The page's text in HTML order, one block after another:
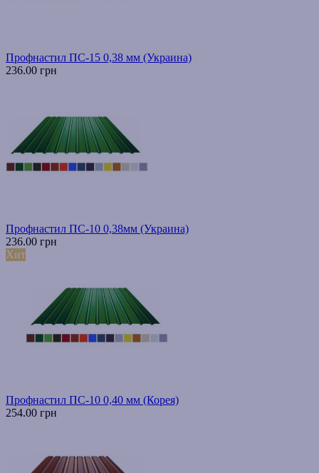
Профнастил ПС-15 0,38 мм (Украина)
236.00 грн
Профнастил ПС-10 0,38мм (Украина)
236.00 грн
Хит
Профнастил ПС-10 0,40 мм (Корея)
254.00 грн